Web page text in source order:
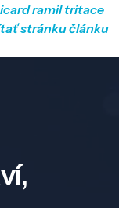
ramil tritace
stránku článku